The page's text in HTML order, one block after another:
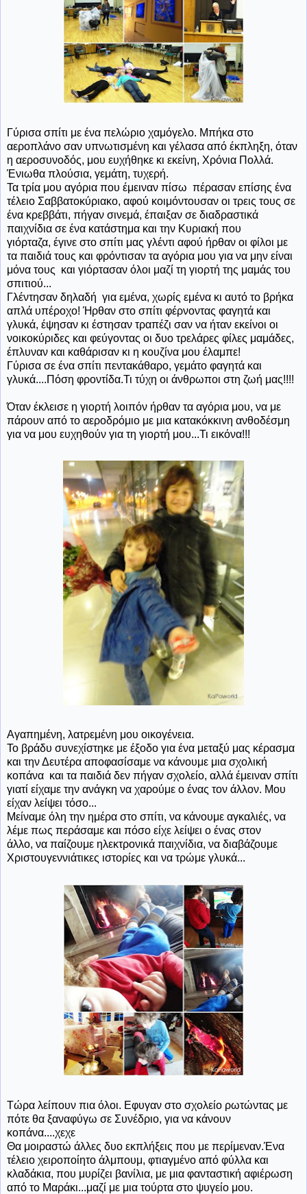
Γύρισα σπίτι με ένα πελώριο χαμόγελο. Μπήκα στο
αεροπλάνο σαν υπνωτισμένη και γέλασα από έκπληξη, όταν
η αεροσυνοδός, μου ευχήθηκε κι εκείνη, Χρόνια Πολλά.
Ένιωθα πλούσια, γεμάτη, τυχερή.
Τα τρία μου αγόρια που έμειναν πίσω πέρασαν επίσης ένα
τέλειο Σαββατοκύριακο, αφού κοιμόντουσαν οι τρεις τους σε
ένα κρεββάτι, πήγαν σινεμά, έπαιξαν σε διαδραστικά
παιχνίδια σε ένα κατάστημα και την Κυριακή που
γιόρταζα, έγινε στο σπίτι μας γλέντι αφού ήρθαν οι φίλοι με
τα παιδιά τους και φρόντισαν τα αγόρια μου για να μην είναι
μόνα τους και γιόρτασαν όλοι μαζί τη γιορτή της μαμάς του
σπιτιού...
Γλέντησαν δηλαδή για εμένα, χωρίς εμένα κι αυτό το βρήκα
απλά υπέροχο! Ήρθαν στο σπίτι φέρνοντας φαγητά και
γλυκά, έψησαν κι έστησαν τραπέζι σαν να ήταν εκείνοι οι
νοικοκύριδες και φεύγοντας οι δυο τρελάρες φίλες μαμάδες,
έπλυναν και καθάρισαν κι η κουζίνα μου έλαμπε!
Γύρισα σε ένα σπίτι πεντακάθαρο, γεμάτο φαγητά και
γλυκά....Πόση φροντίδα.Τι τύχη οι άνθρωποι στη ζωή μας!!!!
Όταν έκλεισε η γιορτή λοιπόν ήρθαν τα αγόρια μου, να με
πάρουν από το αεροδρόμιο με μια κατακόκκινη ανθοδέσμη
για να μου ευχηθούν για τη γιορτή μου...Τι εικόνα!!!
Αγαπημένη, λατρεμένη μου οικογένεια.
Το βράδυ συνεχίστηκε με έξοδο για ένα μεταξύ μας κέρασμα
και την Δευτέρα αποφασίσαμε να κάνουμε μια σχολική
κοπάνα και τα παιδιά δεν πήγαν σχολείο, αλλά έμειναν σπίτι
γιατί είχαμε την ανάγκη να χαρούμε ο ένας τον άλλον. Μου
είχαν λείψει τόσο...
Μείναμε όλη την ημέρα στο σπίτι, να κάνουμε αγκαλιές, να
λέμε πως περάσαμε και πόσο είχε λείψει ο ένας στον
άλλο, να παίζουμε ηλεκτρονικά παιχνίδια, να διαβάζουμε
Χριστουγεννιάτικες ιστορίες και να τρώμε γλυκά...
Τώρα λείπουν πια όλοι. Εφυγαν στο σχολείο ρωτώντας με
πότε θα ξαναφύγω σε Συνέδριο, για να κάνουν
κοπάνα....χεχε
Θα μοιραστώ άλλες δυο εκπλήξεις που με περίμεναν.Ένα
τέλειο χειροποίητο άλμπουμ, φτιαγμένο από φύλλα και
κλαδάκια, που μυρίζει βανίλια, με μια φανταστική αφιέρωση
από το Μαράκι...μαζί με μια τούρτα στο ψυγείο μου.